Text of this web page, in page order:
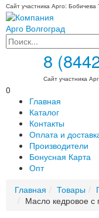
Сайт участника Арго: Бобичева
8
Сайт участника
0
Главная
Каталог
Контакты
Оплата и
Производители
Бонусная Карта
Опт
Главная
Товары
Масло кедровое